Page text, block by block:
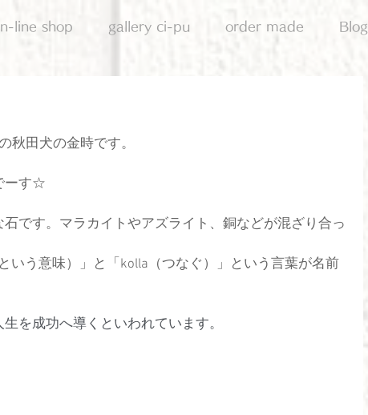
line shop gallery ci-pu order made Blog
秋田犬の金時です。
ーす☆
です。マラカイトやアズライト、銅などが混ざり合っ
いう意味）」と「kolla（つなぐ）」という言葉が名前
を成功へ導くといわれています。